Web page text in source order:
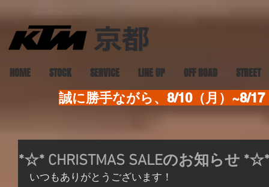
HOME STOCK SERVICE LINE UP OFF ROAD STREET
誠に勝手ながら、8/10（月）~8/
*☆* CHRISTMAS SALEのお知らせ *☆*
いつもありがとうございます！